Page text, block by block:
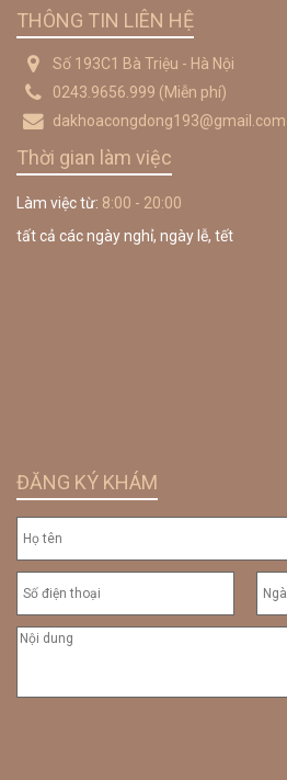
THÔNG TIN LIÊN HỆ
Số 193C1 Bà Triệu - Hà Nội
0243.9656.999 (Miễn phí)
dakhoacongdong193@gmail.com
Thời gian làm việc
Làm việc từ: 8:00 - 20:00
tất cả các ngày nghỉ, ngày lễ, tết
ĐĂNG KÝ KHÁM